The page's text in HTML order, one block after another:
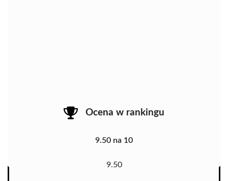
Ocena w rankingu
9.50 na 10
9.50